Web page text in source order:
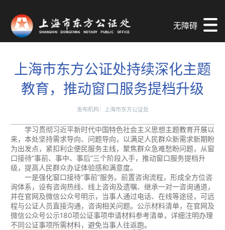
无障碍
上海市东方公证处持续深化主题
教育，推动窗口服务提档升级
发布机构：上海市东方公证处
学习贯彻习近平新时代中国特色社会主义思想主题教育开展以
来，本处坚持需求导向、问题导向，以满足人民群众新需求新期盼
为出发点，紧扣利企便民服务主线，聚焦群众急难愁盼问题，从窗
口接待“事前、事中、事后”三个阶段入手，推动窗口服务提档升
级，提高人民群众办证体验感和满意度。
一是强化窗口接待“事前”服务。前置咨询流程，形成全方位咨
询体系，设有咨询热线、线上咨询及遗嘱、继承一对一咨询通道，
并在官网及微信公众号明示，当事人通过电话、在线等途径，可远
程与公证人员直接沟通，咨询相关问题。公示材料清单，在官网及
微信公众号公示180项公证事项申请材料参考清单，详细注明办理
不同公证事项所需材料，避免当事人往返跑。